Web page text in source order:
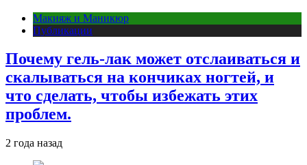
Макияж и Маникюр
Публикации
Почему гель-лак может отслаиваться и
скалываться на кончиках ногтей, и
что сделать, чтобы избежать этих
проблем.
2 года назад